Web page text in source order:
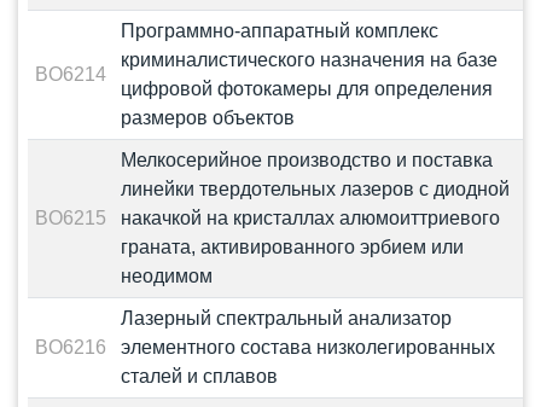
BO6214
Программно-аппаратный комплекс
криминалистического назначения на базе
цифровой фотокамеры для определения
размеров объектов
BO6215
Мелкосерийное производство и поставка
линейки твердотельных лазеров с диодной
накачкой на кристаллах алюмоиттриевого
граната, активированного эрбием или
неодимом
BO6216
Лазерный спектральный анализатор
элементного состава низколегированных
сталей и сплавов